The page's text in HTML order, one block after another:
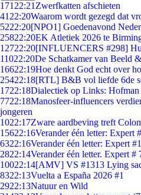
171 22:21 Zwerfkatten afschieten
41 22:20Waarom wordt gezegd dat
5222:20[NPO1] Goedenavond
25822:20EK Atletiek 2026 te
12722:20[INFLUENCERS #298]
11022:20De Schatkamer van Beeld
16622:19Hoe denkt God echt over
25422:18[RTL] B&B vol liefde 6de
1722:18Dialectiek op Links:
7722:18Manosfeer-influencers
jongeren
1022:17Zware aardbeving treft
15622:16Verander één letter: Expert
6322:16Verander één letter: Expert
2822:14Verander één letter. Expert #
10022:14[AMV] VS #1313 Lying
8322:13Vuelta a España 2026 #1
2922:13Natuur en Wild